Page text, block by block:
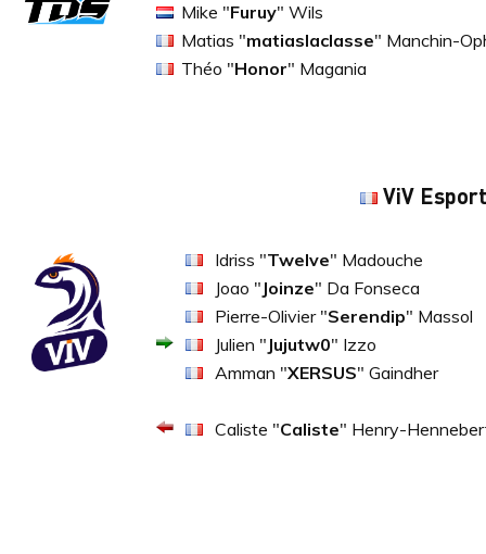
Mike "Furuy" Wils
Matias "matiaslaclasse" Manchin-
Théo "Honor" Magania
ViV Esport
Idriss "Twelve" Madouche
Joao " Joinze" Da Fonseca
Pierre-Olivier "Serendip" Massol
Julien " Jujutw0" Izzo
Amman "XERSUS" Gaindher
Caliste "Caliste" Henry-